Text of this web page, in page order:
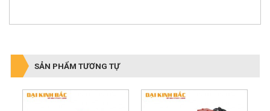
SẢN PHẨM TƯƠNG TỰ